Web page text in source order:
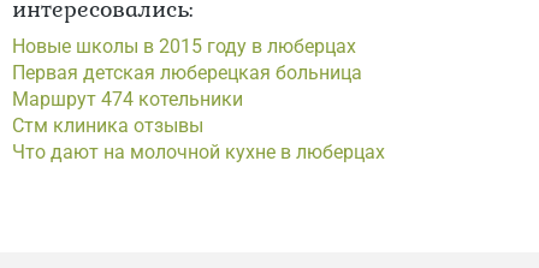
интересовались:
Новые школы в 2015 году в люберцах
Первая детская люберецкая больница
Маршрут 474 котельники
Стм клиника отзывы
Что дают на молочной кухне в люберцах